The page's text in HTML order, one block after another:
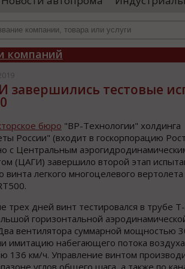
удостоверяющими центрами.
компаний
завершились тестовые
бюро "ВР-Технологии" холдинга
России" (входит в госкорпорацию
с Центральным
(ЦАГИ) завершило второй этап
винта легкого многоцелевого
трех дней винт тестировался в трубе
горизонтальной
вентилятора суммарной мощностью
имитацию набегающего потока воздуха
136 км/ч. Управление винтом
углов общего шага, а также по